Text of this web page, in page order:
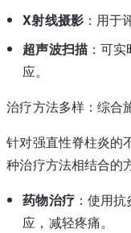
X射线摄影：用于
超声波扫描：可实
应。
治疗方法多样：综合
针对强直性脊柱炎的
种治疗方法相结合的
药物治疗：使用抗
应，减轻疼痛。